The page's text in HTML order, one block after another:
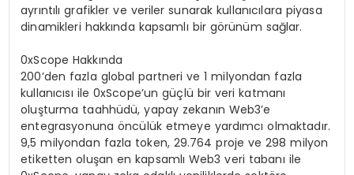
ayrıntılı grafikler ve veriler sunarak kullanıcılara piyasa
dinamikleri hakkında kapsamlı bir görünüm sağlar.
0xScope Hakkında
200’den fazla global partneri ve 1 milyondan fazla
kullanıcısı ile 0xScope’un güçlü bir veri katmanı
oluşturma taahhüdü, yapay zekanın Web3’e
entegrasyonuna öncülük etmeye yardımcı olmaktadır.
9,5 milyondan fazla token, 29.764 proje ve 298 milyon
etiketten oluşan en kapsamlı Web3 veri tabanı ile